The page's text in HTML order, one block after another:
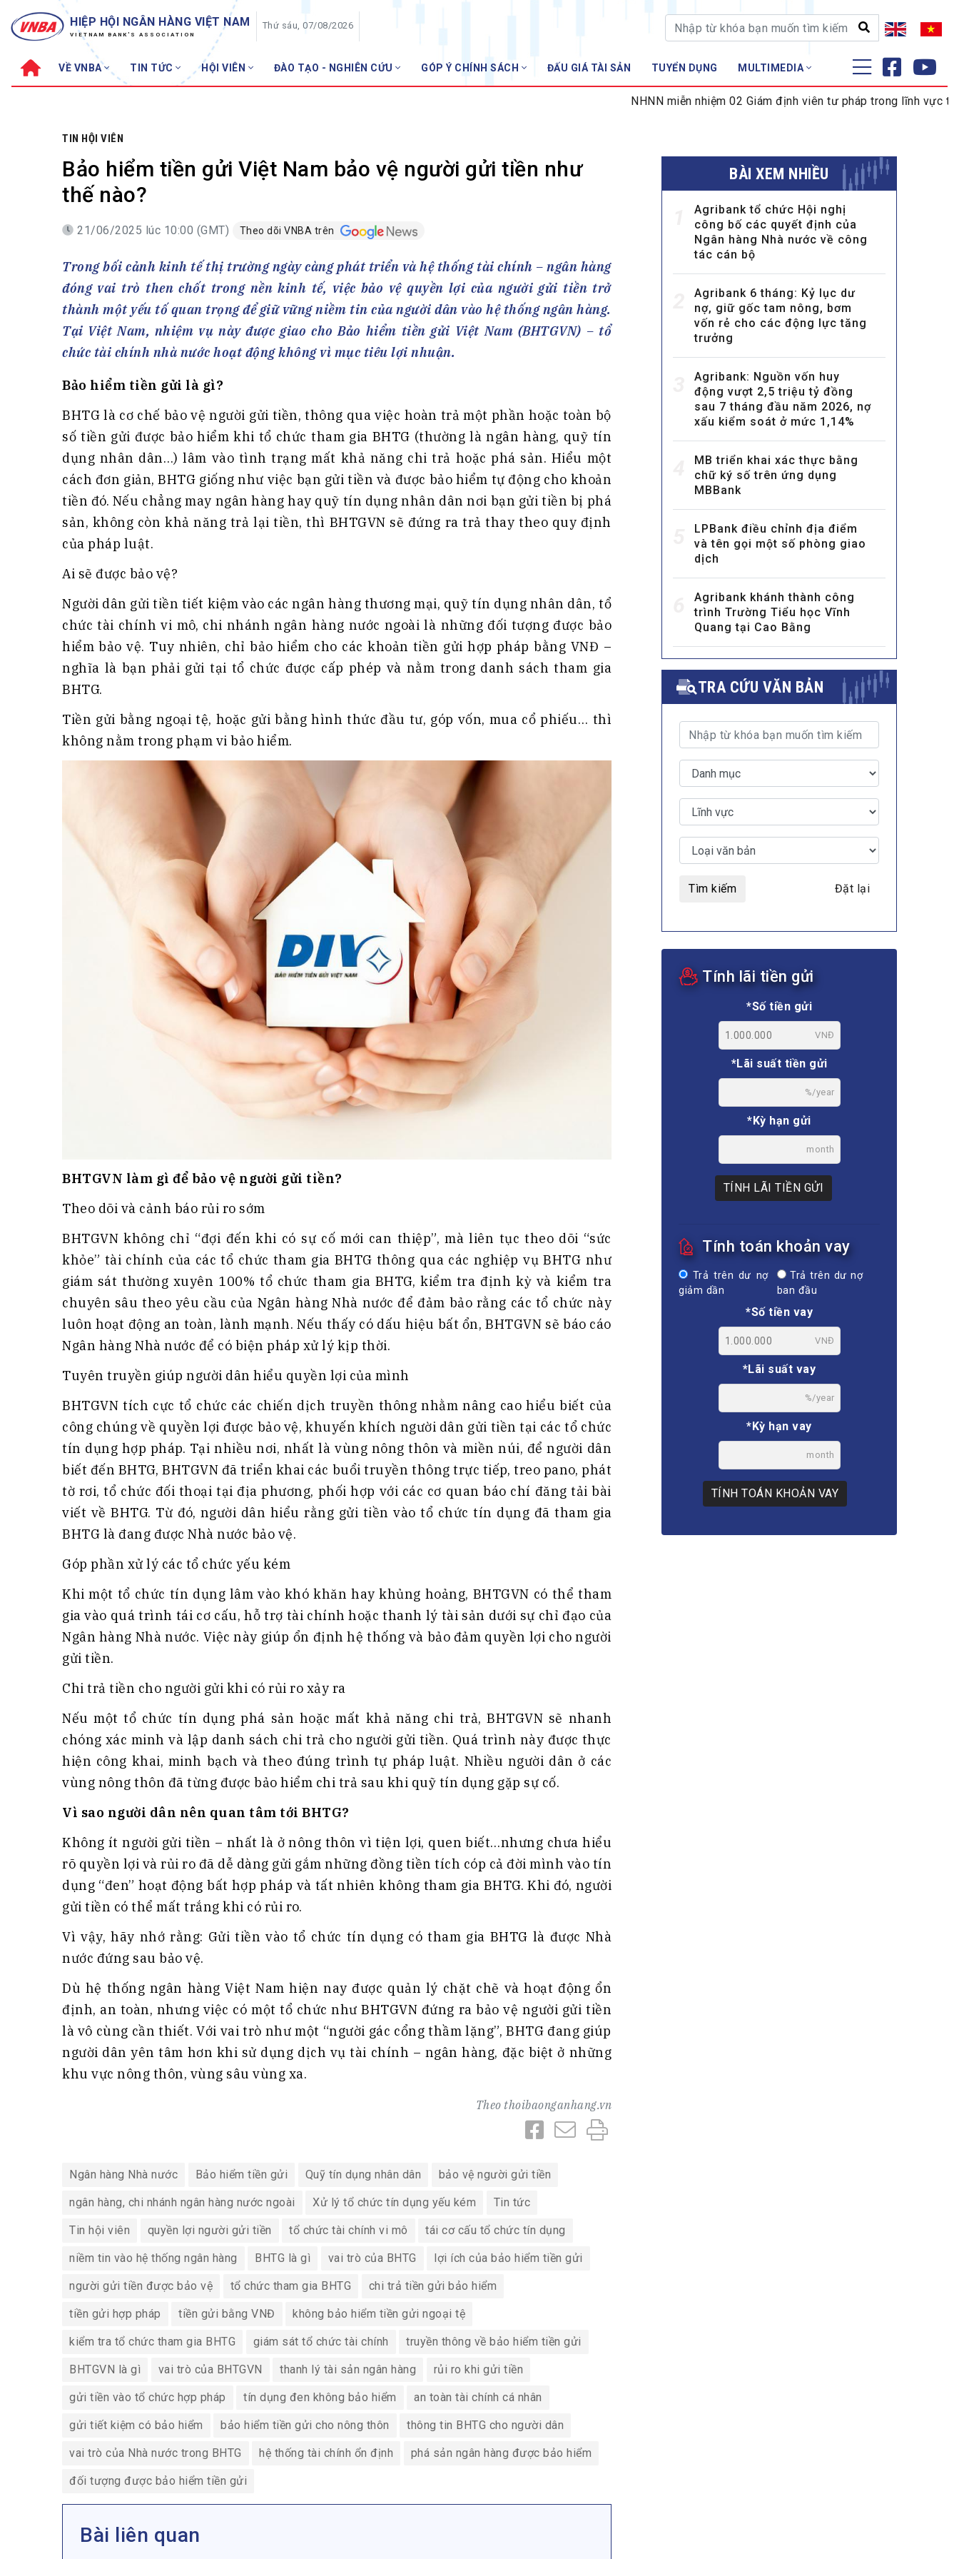
HIỆP HỘI NGÂN HÀNG VIỆT NAM
VIETNAM BANK'S ASSOCIATION
Thứ sáu, 07/08/2026
VỀ VNBA TIN TỨC HỘI VIÊN ĐÀO TẠO - NGHIÊN CỨU GÓP Ý CHÍNH SÁCH ĐẤU GIÁ TÀI SẢN TUYỂN DỤNG MULTIMEDIA
Sơ đồ tổ chức
Hội đồng Hiệp hội
Thường trực Hiệp hội
Cơ quan Thường trực
VNBA các thời kỳ
Thành tích – Giải thưởng
Bộ Chuẩn mực Đạo đức nghề nghiệp
30 năm VNBA
Tin ngành ngân hàng
Đào tạo
Tài chính Tiêu dùng
Cơ hội việc làm
GÓP Ý CHÍNH SÁCH
Tư vấn – Hỏi đáp
Tra cứu văn bản
ĐẤU GIÁ TÀI SẢN TUYỂN DỤNG
MULTIMEDIA
Video
E-magazines
NHNN miễn nhiệm 02 Giám định viên tư pháp trong lĩnh vực tiền tệ và
TIN HỘI VIÊN
Bảo hiểm tiền gửi Việt Nam bảo vệ người gửi tiền như
thế nào?
21/06/2025 lúc 10:00 (GMT) Theo dõi VNBA trên
Trong bối cảnh kinh tế thị trường ngày càng phát triển và hệ thống tài chính – ngân hàng
đóng vai trò then chốt trong nền kinh tế, việc bảo vệ quyền lợi của người gửi tiền trở
thành một yếu tố quan trọng để giữ vững niềm tin của người dân vào hệ thống ngân hàng.
Tại Việt Nam, nhiệm vụ này được giao cho Bảo hiểm tiền gửi Việt Nam (BHTGVN) – tổ
chức tài chính nhà nước hoạt động không vì mục tiêu lợi nhuận.
Bảo hiểm tiền gửi là gì?
BHTG là cơ chế bảo vệ người gửi tiền, thông qua việc hoàn trả một phần hoặc toàn bộ
số tiền gửi được bảo hiểm khi tổ chức tham gia BHTG (thường là ngân hàng, quỹ tín
dụng nhân dân…) lâm vào tình trạng mất khả năng chi trả hoặc phá sản. Hiểu một
cách đơn giản, BHTG giống như việc bạn gửi tiền và được bảo hiểm tự động cho khoản
tiền đó. Nếu chẳng may ngân hàng hay quỹ tín dụng nhân dân nơi bạn gửi tiền bị phá
sản, không còn khả năng trả lại tiền, thì BHTGVN sẽ đứng ra trả thay theo quy định
của pháp luật.
Ai sẽ được bảo vệ?
Người dân gửi tiền tiết kiệm vào các ngân hàng thương mại, quỹ tín dụng nhân dân, tổ
chức tài chính vi mô, chi nhánh ngân hàng nước ngoài là những đối tượng được bảo
hiểm bảo vệ. Tuy nhiên, chỉ bảo hiểm cho các khoản tiền gửi hợp pháp bằng VNĐ –
nghĩa là bạn phải gửi tại tổ chức được cấp phép và nằm trong danh sách tham gia
BHTG.
Tiền gửi bằng ngoại tệ, hoặc gửi bằng hình thức đầu tư, góp vốn, mua cổ phiếu… thì
không nằm trong phạm vi bảo hiểm.
BHTGVN làm gì để bảo vệ người gửi tiền?
Theo dõi và cảnh báo rủi ro sớm
BHTGVN không chỉ “đợi đến khi có sự cố mới can thiệp”, mà liên tục theo dõi “sức
khỏe” tài chính của các tổ chức tham gia BHTG thông qua các nghiệp vụ BHTG như
giám sát thường xuyên 100% tổ chức tham gia BHTG, kiểm tra định kỳ và kiểm tra
chuyên sâu theo yêu cầu của Ngân hàng Nhà nước để đảm bảo rằng các tổ chức này
luôn hoạt động an toàn, lành mạnh. Nếu thấy có dấu hiệu bất ổn, BHTGVN sẽ báo cáo
Ngân hàng Nhà nước để có biện pháp xử lý kịp thời.
Tuyên truyền giúp người dân hiểu quyền lợi của mình
BHTGVN tích cực tổ chức các chiến dịch truyền thông nhằm nâng cao hiểu biết của
công chúng về quyền lợi được bảo vệ, khuyến khích người dân gửi tiền tại các tổ chức
tín dụng hợp pháp. Tại nhiều nơi, nhất là vùng nông thôn và miền núi, để người dân
biết đến BHTG, BHTGVN đã triển khai các buổi truyền thông trực tiếp, treo pano, phát
tờ rơi, tổ chức đối thoại tại địa phương, phối hợp với các cơ quan báo chí đăng tải bài
viết về BHTG. Từ đó, người dân hiểu rằng gửi tiền vào tổ chức tín dụng đã tham gia
BHTG là đang được Nhà nước bảo vệ.
Góp phần xử lý các tổ chức yếu kém
Khi một tổ chức tín dụng lâm vào khó khăn hay khủng hoảng, BHTGVN có thể tham
gia vào quá trình tái cơ cấu, hỗ trợ tài chính hoặc thanh lý tài sản dưới sự chỉ đạo của
Ngân hàng Nhà nước. Việc này giúp ổn định hệ thống và bảo đảm quyền lợi cho người
gửi tiền.
Chi trả tiền cho người gửi khi có rủi ro xảy ra
Nếu một tổ chức tín dụng phá sản hoặc mất khả năng chi trả, BHTGVN sẽ nhanh
chóng xác minh và lập danh sách chi trả cho người gửi tiền. Quá trình này được thực
hiện công khai, minh bạch và theo đúng trình tự pháp luật. Nhiều người dân ở các
vùng nông thôn đã từng được bảo hiểm chi trả sau khi quỹ tín dụng gặp sự cố.
Vì sao người dân nên quan tâm tới BHTG?
Không ít người gửi tiền – nhất là ở nông thôn vì tiện lợi, quen biết…nhưng chưa hiểu
rõ quyền lợi và rủi ro đã dễ dàng gửi gắm những đồng tiền tích cóp cả đời mình vào tín
dụng “đen” hoạt động bất hợp pháp và tất nhiên không tham gia BHTG. Khi đó, người
gửi tiền có thể mất trắng khi có rủi ro.
Vì vậy, hãy nhớ rằng: Gửi tiền vào tổ chức tín dụng có tham gia BHTG là được Nhà
nước đứng sau bảo vệ.
Dù hệ thống ngân hàng Việt Nam hiện nay được quản lý chặt chẽ và hoạt động ổn
định, an toàn, nhưng việc có một tổ chức như BHTGVN đứng ra bảo vệ người gửi tiền
là vô cùng cần thiết. Với vai trò như một “người gác cổng thầm lặng”, BHTG đang giúp
người dân yên tâm hơn khi sử dụng dịch vụ tài chính – ngân hàng, đặc biệt ở những
khu vực nông thôn, vùng sâu vùng xa.
Theo thoibaonganhang.vn
Ngân hàng Nhà nước Bảo hiểm tiền gửi Quỹ tín dụng nhân dân bảo vệ người gửi tiền
ngân hàng, chi nhánh ngân hàng nước ngoài Xử lý tổ chức tín dụng yếu kém Tin tức
Tin hội viên quyền lợi người gửi tiền tổ chức tài chính vi mô tái cơ cấu tổ chức tín dụng
niềm tin vào hệ thống ngân hàng BHTG là gì vai trò của BHTG lợi ích của bảo hiểm tiền gửi
người gửi tiền được bảo vệ tổ chức tham gia BHTG chi trả tiền gửi bảo hiểm
tiền gửi hợp pháp tiền gửi bằng VNĐ không bảo hiểm tiền gửi ngoại tệ
kiểm tra tổ chức tham gia BHTG giám sát tổ chức tài chính truyền thông về bảo hiểm tiền gửi
BHTGVN là gì vai trò của BHTGVN thanh lý tài sản ngân hàng rủi ro khi gửi tiền
gửi tiền vào tổ chức hợp pháp tín dụng đen không bảo hiểm an toàn tài chính cá nhân
gửi tiết kiệm có bảo hiểm bảo hiểm tiền gửi cho nông thôn thông tin BHTG cho người dân
vai trò của Nhà nước trong BHTG hệ thống tài chính ổn định phá sản ngân hàng được bảo hiểm
đối tượng được bảo hiểm tiền gửi
Bài liên quan
BÀI XEM NHIỀU
Agribank tổ chức Hội nghị
công bố các quyết định của
Ngân hàng Nhà nước về công
tác cán bộ
Agribank 6 tháng: Kỷ lục dư
nợ, giữ gốc tam nông, bơm
vốn rẻ cho các động lực tăng
trưởng
Agribank: Nguồn vốn huy
động vượt 2,5 triệu tỷ đồng
sau 7 tháng đầu năm 2026, nợ
xấu kiểm soát ở mức 1,14%
MB triển khai xác thực bằng
chữ ký số trên ứng dụng
MBBank
LPBank điều chỉnh địa điểm
và tên gọi một số phòng giao
dịch
Agribank khánh thành công
trình Trường Tiểu học Vĩnh
Quang tại Cao Bằng
TRA CỨU VĂN BẢN
Tìm kiếm Đặt lại
Tính lãi tiền gửi
*Số tiền gửi
VNĐ
*Lãi suất tiền gửi
%/year
*Kỳ hạn gửi
month
TÍNH LÃI TIỀN GỬI
Tính toán khoản vay
Trả trên dư nợ
giảm dần
Trả trên dư nợ
ban đầu
*Số tiền vay
VNĐ
*Lãi suất vay
%/year
*Kỳ hạn vay
month
TÍNH TOÁN KHOẢN VAY